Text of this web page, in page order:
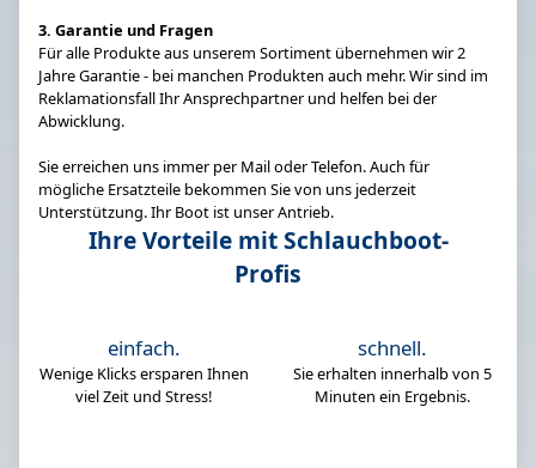
3. Garantie und Fragen
Für alle Produkte aus unserem Sortiment übernehmen wir 2
Jahre Garantie - bei manchen Produkten auch mehr. Wir sind im
Reklamationsfall Ihr Ansprechpartner und helfen bei der
Abwicklung.
Sie erreichen uns immer per Mail oder Telefon. Auch für
mögliche Ersatzteile bekommen Sie von uns jederzeit
Unterstützung. Ihr Boot ist unser Antrieb.
Ihre Vorteile mit Schlauchboot-
Profis
einfach.
Wenige Klicks ersparen Ihnen
viel Zeit und Stress!
schnell.
Sie erhalten innerhalb von 5
Minuten ein Ergebnis.